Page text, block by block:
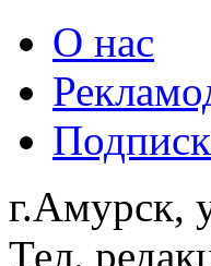
О нас
г.Амурск,
Тел.